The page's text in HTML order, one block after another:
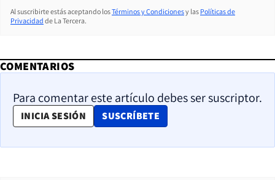
Al suscribirte estás aceptando losTérminos y Condicionesy las Políticas de
Privacidad de La Tercera.
COMENTARIOS
Para comentar este artículo debes ser suscriptor.
INICIA SESIÓN SUSCRÍBETE
OPENS IN NEW WINDOW